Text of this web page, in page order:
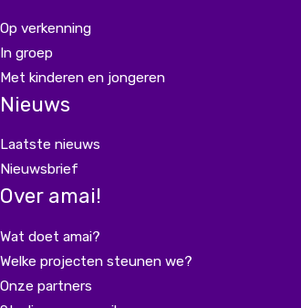
Op verkenning
In groep
Met kinderen en jongeren
Nieuws
Laatste nieuws
Nieuwsbrief
Over amai!
Wat doet amai?
Welke projecten steunen we?
Onze partners